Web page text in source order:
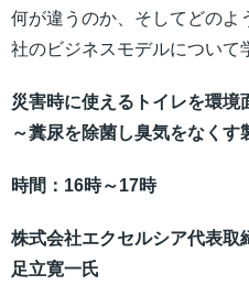
何が違うのか、そしてどのよ
社のビジネスモデルについて
災害時に使えるトイレを環境
～糞尿を除菌し臭気をなくす
時間：16時～17時
株式会社エクセルシア代表取
足立寛一氏